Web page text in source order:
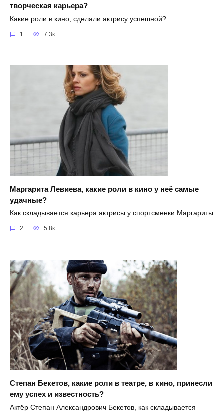
творческая карьера?
Какие роли в кино, сделали актрису успешной?
1 7.3к.
Маргарита Левиева, какие роли в кино у неё самые
удачные?
Как складывается карьера актрисы у спортсменки Маргариты
2 5.8к.
Степан Бекетов, какие роли в театре, в кино, принесли
ему успех и известность?
Актёр Степан Александрович Бекетов, как складывается